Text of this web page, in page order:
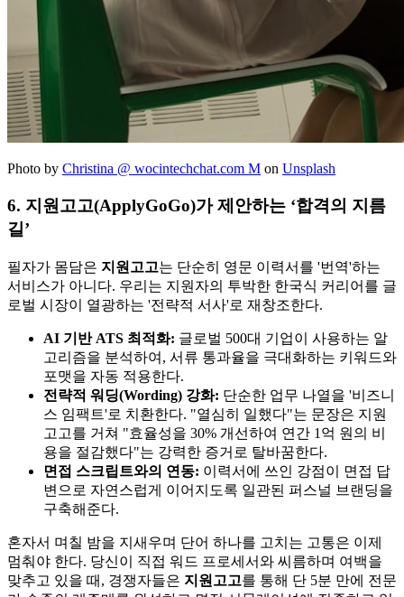
Photo by Christina @ wocintechchat.com M on Unsplash
6. 지원고고(ApplyGoGo)가 제안하는 ‘합격의 지름
길’
필자가 몸담은 ​ 지원고고는 단순히 영문 이력서를 '번역'하는
서비스가 아니다. 우리는 지원자의 투박한 한국식 커리어를 글
로벌 시장이 열광하는 '전략적 서사'로 재창조한다.
AI 기반 ATS 최적화: 글로벌 500대 기업이 사용하는 알
고리즘을 분석하여, 서류 통과율을 극대화하는 키워드와
포맷을 자동 적용한다.
전략적 워딩(Wording) 강화: 단순한 업무 나열을 '비즈니
스 임팩트'로 치환한다. "열심히 일했다"는 문장은 지원
고고를 거쳐 "효율성을 30% 개선하여 연간 1억 원의 비
용을 절감했다"는 강력한 증거로 탈바꿈한다.
면접 스크립트와의 연동: 이력서에 쓰인 강점이 면접 답
변으로 자연스럽게 이어지도록 일관된 퍼스널 브랜딩을
구축해준다.
혼자서 며칠 밤을 지새우며 단어 하나를 고치는 고통은 이제
멈춰야 한다. 당신이 직접 워드 프로세서와 씨름하며 여백을
맞추고 있을 때, 경쟁자들은 ​ 지원고고를 통해 단 5분 만에 전문